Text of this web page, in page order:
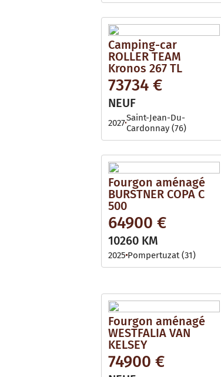
Camping-car
ROLLER TEAM
Kronos 267 TL
73734 €
NEUF
2027Saint-Jean-Du-
Cardonnay (76)
Fourgon aménagé
BURSTNER COPA C
500
64900 €
10260 KM
2025 Pompertuzat (31)
Fourgon aménagé
WESTFALIA VAN
KELSEY
74900 €